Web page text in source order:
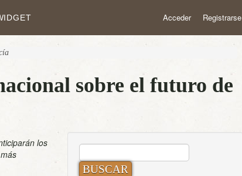
Acceder Registrarse
sobre el futuro de
los
BUSCAR: